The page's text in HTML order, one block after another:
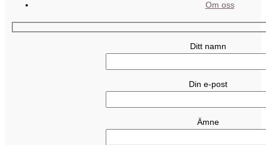
Om oss
Ditt namn
Din e-post
Ämne